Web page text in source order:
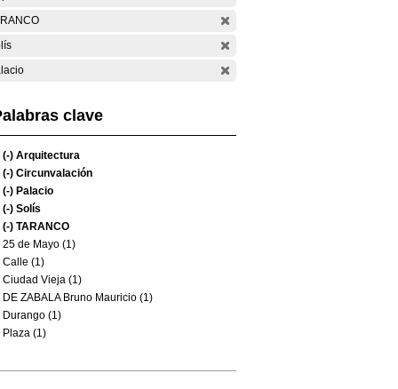
clave
(-) Arquitectura
(-) Circunvalación
(-) Palacio
(-) Solís
(-) TARANCO
25 de Mayo (1)
Calle (1)
Ciudad Vieja (1)
DE ZABALA Bruno Mauricio (1)
Durango (1)
Plaza (1)